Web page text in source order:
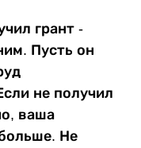
грант -
Пусть он
не получил
ваша
Не